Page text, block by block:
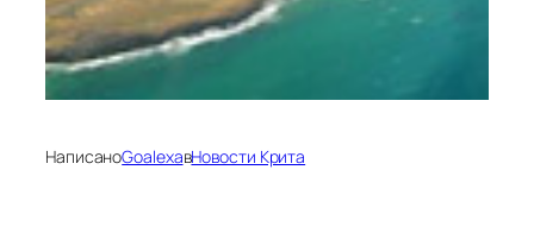
НаписаноGoalexaвНовости Крита